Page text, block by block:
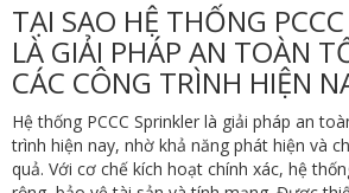
TẠI SAO HỆ THỐNG PCCC
LÀ GIẢI PHÁP AN TOÀN
CÁC CÔNG TRÌNH HIỆN
Hệ thống PCCC Sprinkler là giải pháp an
trình hiện nay, nhờ khả năng phát hiện và
quả. Với cơ chế kích hoạt chính xác, hệ